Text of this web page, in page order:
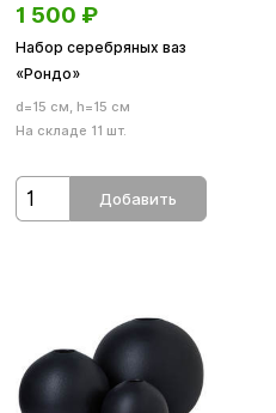
1 500 ₽
Набор серебряных ваз
«Рондо»
d=15 см, h=15 см
На складе 11 шт.
Добавить